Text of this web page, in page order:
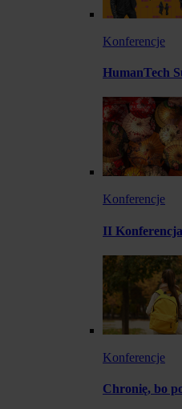
Konferencje
HumanTech
Konferencje
II
Konferencje
Chronię, bo